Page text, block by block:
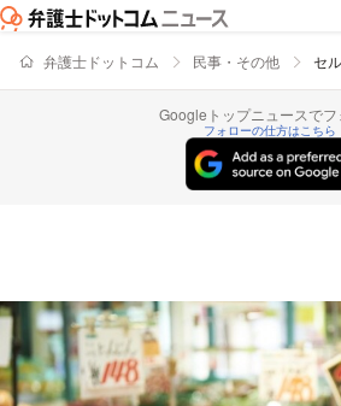
弁護士ドットコム 民事・その他 セ
Googleトップニュースでフ
フォローの仕方はこちら